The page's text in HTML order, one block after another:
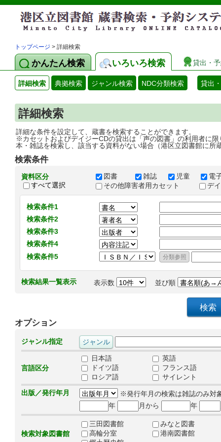
トップページ > 詳細検索
かんたん検索 いろいろ検索 貸出・
詳細検索 典拠検索 ジャンル検索 NDC分類検索 貸出
詳細検索
詳細な条件を設定して、蔵書を検索することができます。
※カセットおよびデイジーCDの貸出は「声の図書」の利用者に限
本・雑誌を検索し、該当する資料がない場合（港区立図書館に所
検索条件
資料区分
すべて選択
図書 雑誌 児童
電
その他障害者用カセット
デ
検索条件1
検索条件2
検索条件3
検索条件4
検索条件5
検索結果一覧表示 表示数 並び順
オプション
ジャンル指定
言語区分
日本語
英語
ドイツ語
フランス語
ロシア語
サイレント
出版／発行年月
※発行年月の検索は雑誌のみ対
年
月から 年
検索対象図書館
三田図書館
みなと図書
高輪分室
港南図書館